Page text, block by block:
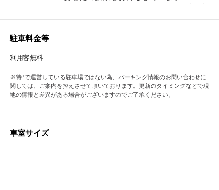
駐車料金等
利用客無料
※特Pで運営している駐車場ではない為、パーキング情報のお問い合わせに
関しては、ご案内を控えさせて頂いております。更新のタイミングなどで現
地の情報と差異がある場合がございますのでご了承ください。
車室サイズ